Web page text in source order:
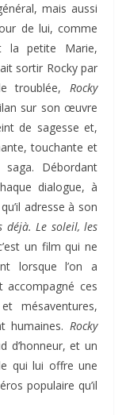
mais aussi
de lui, comme
la petite Marie,
sortir Rocky par
troublée, Rocky
sur son œuvre
de sagesse et,
touchante et
Débordant
dialogue, à
adresse à son
déjà. Le soleil, les
un film qui ne
lorsque l’on a
ces
mésaventures,
humaines. Rocky
d’honneur, et un
qui lui offre une
populaire qu’il